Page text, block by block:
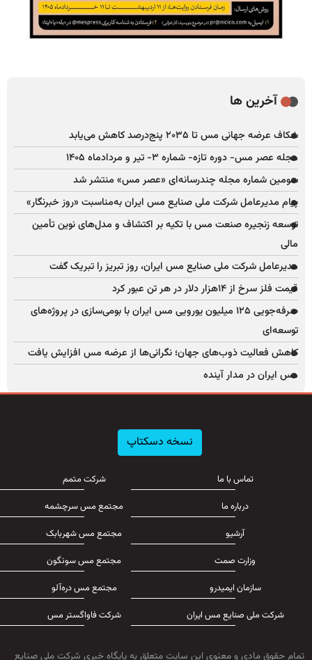
آخرین ها
شکاف عرضه جهانی مس تا ۲۰۳۵ پنج‌درصد کاهش می‌یابد
مجله عصر مس- دوره تازه- شماره ۳- تیر و مردادماه ۱۴۰۵
سومین شماره مجله چندرسانه‌ای «عصر مس» منتشر شد
پیام مدیرعامل شرکت ملی صنایع مس ایران به‌مناسبت «روز خبرنگار»
توسعه زنجیره صنعت مس با تکیه بر اکتشاف و مدل‌های نوین تأمین
مالی
مدیرعامل شرکت ملی صنایع مس ایران، روز تبریز را تبریک گفت
قیمت فلز سرخ از ۱۴هزار دلار در هر تن عبور کرد
صرفه‌جویی ۱۲۵ میلیون یورویی مس ایران با بومی‌سازی در پروژه‌های
توسعه‌ای
کاهش فعالیت ذوب‌های جهان؛ نگرانی‌ها از عرضه مس افزایش یافت
مس ایران در مدار آینده
نسخه دسکتاپ
تماس با ما
درباره ما
آرشیو
وزارت صمت
سازمان ایمیدرو
شرکت ملی صنایع مس ایران
شرکت متمم
مجتمع مس سرچشمه
مجتمع مس شهربابک
مجتمع مس سونگون
مجتمع مس دره‌آلو
شرکت فاواگستر مس
تمام حقوق مادی و معنوی این سایت متعلق به پایگاه خبری شرکت ملی صنایع